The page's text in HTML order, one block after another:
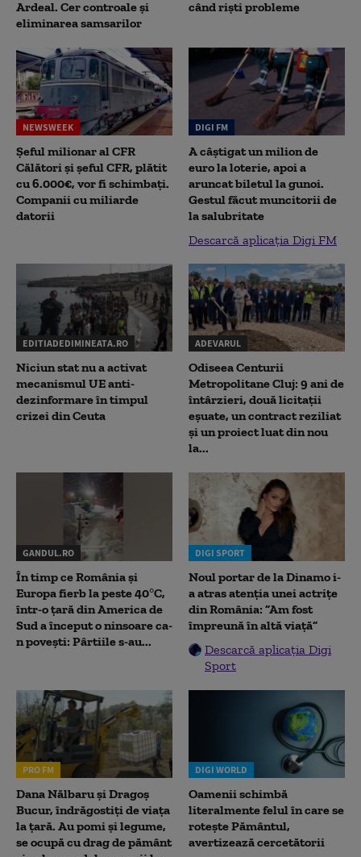
Ardeal. Cer controale și
eliminarea samsarilor
când riști probleme
NEWSWEEK
Șeful milionar al CFR
Călători și șeful CFR, plătit
cu 6.000€, vor fi schimbați.
Companii cu miliarde
datorii
DIGI FM
A câștigat un milion de
euro la loterie, apoi a
aruncat biletul la gunoi.
Gestul făcut muncitorii de
la salubritate
Descarcă aplicația Digi FM
EDITIADEDIMINEATA.RO
Niciun stat nu a activat
mecanismul UE anti-
dezinformare în timpul
crizei din Ceuta
ADEVARUL
Odiseea Centurii
Metropolitane Cluj: 9 ani de
întârzieri, două licitații
eșuate, un contract reziliat
și un proiect luat din nou
la...
GANDUL.RO
În timp ce România și
Europa fierb la peste 40°C,
într-o țară din America de
Sud a început o ninsoare ca-
n povești: Pârtiile s-au...
DIGI SPORT
Noul portar de la Dinamo i-
a atras atenția unei actrițe
din România: ”Am fost
împreună în altă viață”
Descarcă aplicația Digi
Sport
PRO FM
Dana Nălbaru și Dragoș
Bucur, îndrăgostiți de viața
la țară. Au pomi și legume,
se ocupă cu drag de pământ
DIGI WORLD
Oamenii schimbă
literalmente felul în care se
rotește Pământul,
avertizează cercetătorii